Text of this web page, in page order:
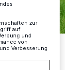
Nicola
Hinten:
zur
auf
und
von
Verbesserung